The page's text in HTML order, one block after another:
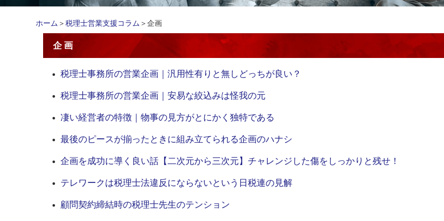
ホーム ＞ 税理士営業支援コラム ＞企画
企画
税理士事務所の営業企画｜汎用性有りと無しどっちが良い？
税理士事務所の営業企画｜安易な絞込みは怪我の元
凄い経営者の特徴｜物事の見方がとにかく独特である
最後のピースが揃ったときに組み立てられる企画のハナシ
企画を成功に導く良い話【二次元から三次元】チャレンジした傷をしっかりと残せ！
テレワークは税理士法違反にならないという日税連の見解
顧問契約締結時の税理士先生のテンション